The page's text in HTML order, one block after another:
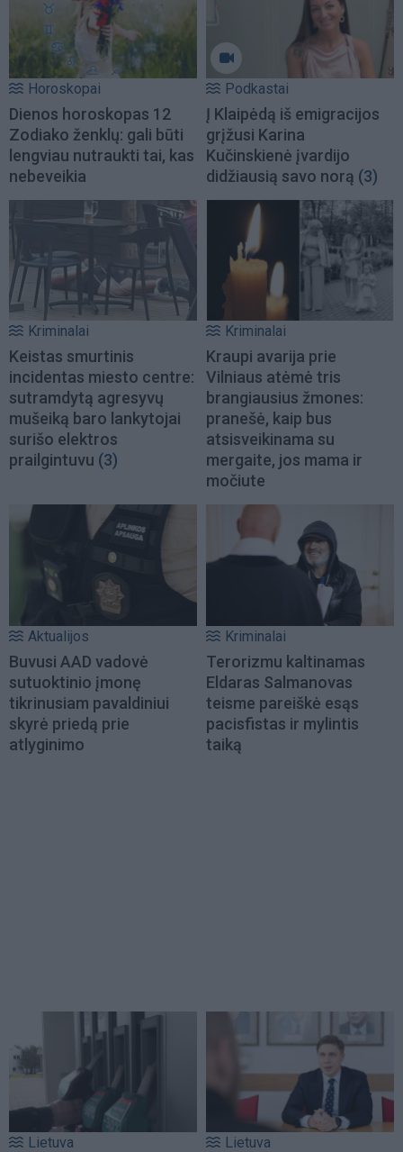
Horoskopai
Dienos horoskopas 12
Zodiako ženklų: gali būti
lengviau nutraukti tai, kas
nebeveikia
Podkastai
Į Klaipėdą iš emigracijos
grįžusi Karina
Kučinskienė įvardijo
didžiausią savo norą (3)
Kriminalai
Keistas smurtinis
incidentas miesto centre:
sutramdytą agresyvų
mušeiką baro lankytojai
surišo elektros
prailgintuvu (3)
Kriminalai
Kraupi avarija prie
Vilniaus atėmė tris
brangiausius žmones:
pranešė, kaip bus
atsisveikinama su
mergaite, jos mama ir
močiute
Aktualijos
Buvusi AAD vadovė
sutuoktinio įmonę
tikrinusiam pavaldiniui
skyrė priedą prie
atlyginimo
Kriminalai
Terorizmu kaltinamas
Eldaras Salmanovas
teisme pareiškė esąs
pacisfistas ir mylintis
taiką
Lietuva Lietuva